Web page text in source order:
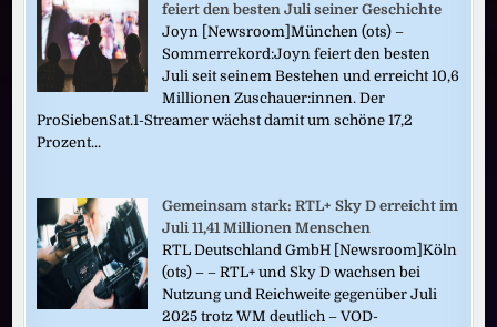
feiert den besten Juli seiner Geschichte
Joyn [Newsroom]München (ots) –
Sommerrekord:Joyn feiert den besten
Juli seit seinem Bestehen und erreicht 10,6
Millionen Zuschauer:innen. Der
ProSiebenSat.1-Streamer wächst damit um schöne 17,2
Prozent...
Gemeinsam stark: RTL+ Sky D erreicht im
Juli 11,41 Millionen Menschen
RTL Deutschland GmbH [Newsroom]Köln
(ots) – – RTL+ und Sky D wachsen bei
Nutzung und Reichweite gegenüber Juli
2025 trotz WM deutlich – VOD-